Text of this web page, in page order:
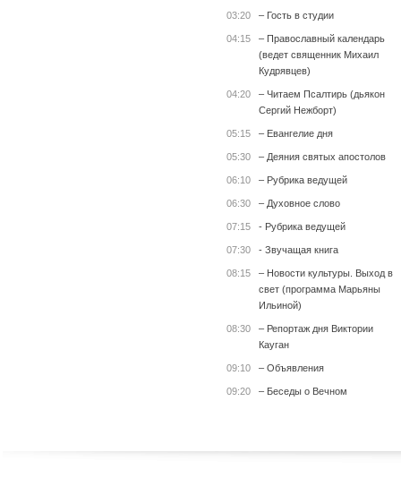
03:20 – Гость в студии
04:15
– Православный календарь
(ведет священник Михаил
Кудрявцев)
04:20
– Читаем Псалтирь (дьякон
Сергий Нежборт)
05:15 – Евангелие дня
05:30 – Деяния святых апостолов
06:10 – Рубрика ведущей
06:30 – Духовное слово
07:15 - Рубрика ведущей
07:30 - Звучащая книга
08:15
– Новости культуры. Выход в
свет (программа Марьяны
Ильиной)
08:30
– Репортаж дня Виктории
Кауган
09:10 – Объявления
09:20 – Беседы о Вечном